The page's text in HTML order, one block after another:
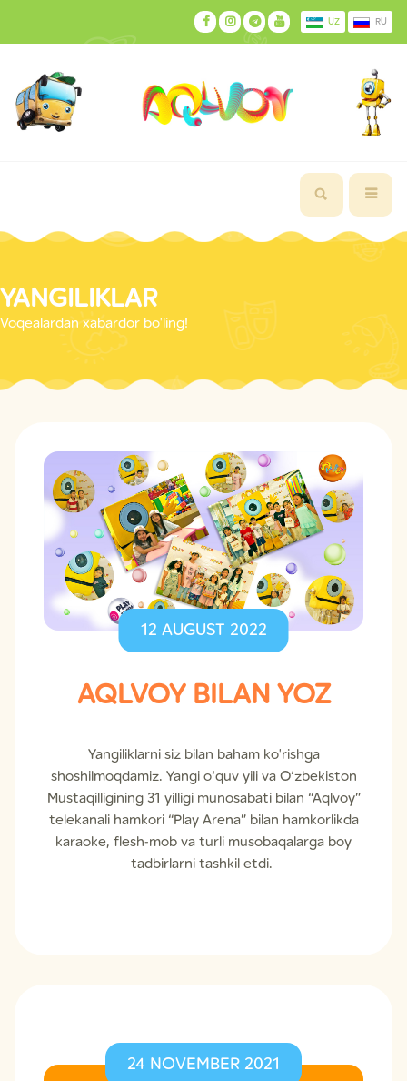
UZ RU
YANGILIKLAR
Voqealardan xabardor bo'ling!
12 AUGUST 2022
AQLVOY BILAN YOZ
Yangiliklarni siz bilan baham ko'rishga
shoshilmoqdamiz. Yangi o‘quv yili va O‘zbekiston
Mustaqilligining 31 yilligi munosabati bilan “Aqlvoy”
telekanali hamkori “Play Arena” bilan hamkorlikda
karaoke, flesh-mob va turli musobaqalarga boy
tadbirlarni tashkil etdi.
24 NOVEMBER 2021